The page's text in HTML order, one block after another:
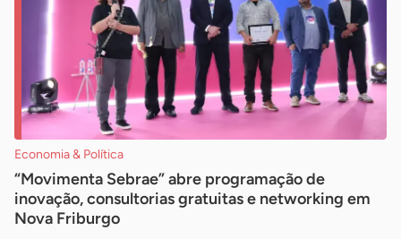
Economia & Política
“Movimenta Sebrae” abre programação de
inovação, consultorias gratuitas e networking em
Nova Friburgo